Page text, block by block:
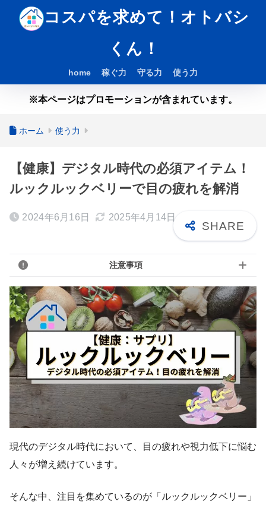
コスパを求めて！オトバシ
くん！
home 稼ぐ力 守る力 使う力
※本ページはプロモーションが含まれています。
ホーム 使う力
【健康】デジタル時代の必須アイテム！
ルックルックベリーで目の疲れを解消
2024年6月16日 2025年4月14日
注意事項
現代のデジタル時代において、目の疲れや視力低下に悩む
人々が増え続けています。
そんな中、注目を集めているのが「ルックルックベリー」